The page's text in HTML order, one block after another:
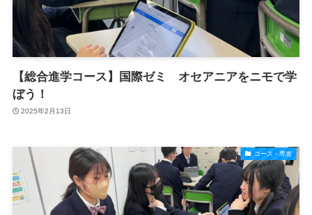
【総合進学コース】国際ゼミ オセアニアをニモで学
ぼう！
2025年2月13日
コース・専攻